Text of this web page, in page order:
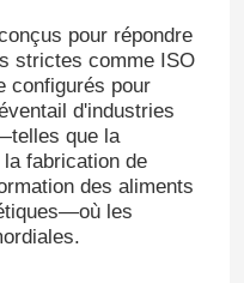
pour répondre
strictes comme ISO
configurés pour
d'industries
que la
fabrication de
des aliments
les